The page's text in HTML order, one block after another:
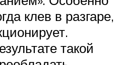
клев в разгаре,
такой